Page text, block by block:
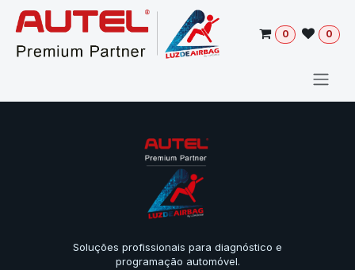
Pular para o conteúdo
0 0
Soluções profissionais para diagnóstico e
programação automóvel.